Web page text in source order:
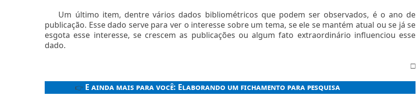
Um último item, dentre vários dados bibliométricos que podem ser observados, é o ano de
publicação. Esse dado serve para ver o interesse sobre um tema, se ele se mantém atual ou se já se
esgota esse interesse, se crescem as publicações ou algum fato extraordinário influenciou esse
dado.
□
👉E ainda mais para você: Elaborando um fichamento para pesquisa